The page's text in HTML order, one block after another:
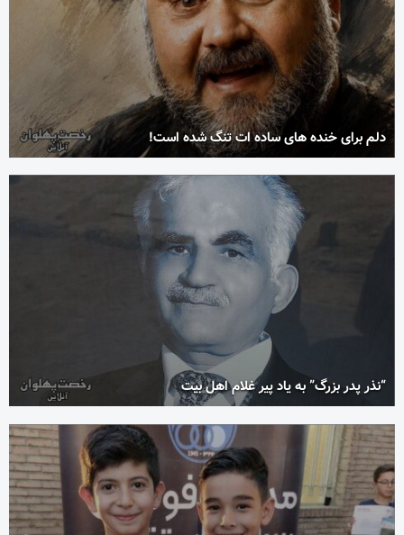
دلم برای خنده های ساده ات تنگ شده است!
“نذر پدر بزرگ” به یاد پیر غلام اهل بیت